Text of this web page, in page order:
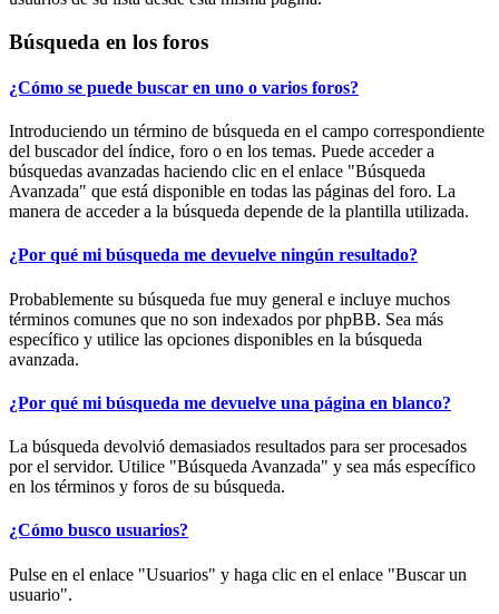
Búsqueda en los foros
¿Cómo se puede buscar en uno o varios foros?
Introduciendo un término de búsqueda en el campo correspondiente
del buscador del índice, foro o en los temas. Puede acceder a
búsquedas avanzadas haciendo clic en el enlace "Búsqueda
Avanzada" que está disponible en todas las páginas del foro. La
manera de acceder a la búsqueda depende de la plantilla utilizada.
¿Por qué mi búsqueda me devuelve ningún resultado?
Probablemente su búsqueda fue muy general e incluye muchos
términos comunes que no son indexados por phpBB. Sea más
específico y utilice las opciones disponibles en la búsqueda
avanzada.
¿Por qué mi búsqueda me devuelve una página en blanco?
La búsqueda devolvió demasiados resultados para ser procesados
por el servidor. Utilice "Búsqueda Avanzada" y sea más específico
en los términos y foros de su búsqueda.
¿Cómo busco usuarios?
Pulse en el enlace "Usuarios" y haga clic en el enlace "Buscar un
usuario".